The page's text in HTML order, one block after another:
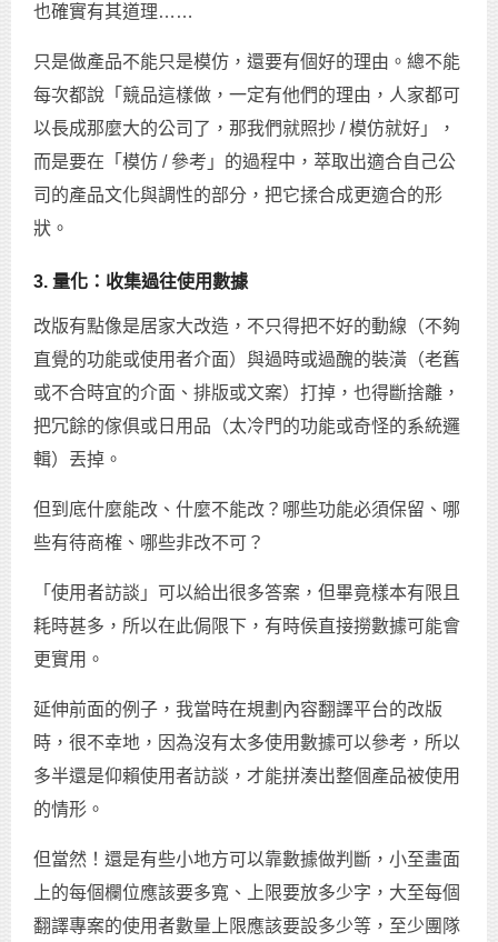
也確實有其道理……
只是做產品不能只是模仿，還要有個好的理由。總不能
每次都說「競品這樣做，一定有他們的理由，人家都可
以長成那麼大的公司了，那我們就照抄 / 模仿就好」，
而是要在「模仿 / 參考」的過程中，萃取出適合自己公
司的產品文化與調性的部分，把它揉合成更適合的形
狀。
3. 量化：收集過往使用數據
改版有點像是居家大改造，不只得把不好的動線（不夠
直覺的功能或使用者介面）與過時或過醜的裝潢（老舊
或不合時宜的介面、排版或文案）打掉，也得斷捨離，
把冗餘的傢俱或日用品（太冷門的功能或奇怪的系統邏
輯）丟掉。
但到底什麼能改、什麼不能改？哪些功能必須保留、哪
些有待商榷、哪些非改不可？
「使用者訪談」可以給出很多答案，但畢竟樣本有限且
耗時甚多，所以在此侷限下，有時侯直接撈數據可能會
更實用。
延伸前面的例子，我當時在規劃內容翻譯平台的改版
時，很不幸地，因為沒有太多使用數據可以參考，所以
多半還是仰賴使用者訪談，才能拼湊出整個產品被使用
的情形。
但當然！還是有些小地方可以靠數據做判斷，小至畫面
上的每個欄位應該要多寬、上限要放多少字，大至每個
翻譯專案的使用者數量上限應該要設多少等，至少團隊